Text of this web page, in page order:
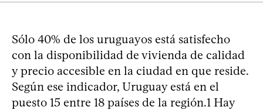
Sólo 40% de los uruguayos está satisfecho
con la disponibilidad de vivienda de calidad
y precio accesible en la ciudad en que reside.
Según ese indicador, Uruguay está en el
puesto 15 entre 18 países de la región.1 Hay